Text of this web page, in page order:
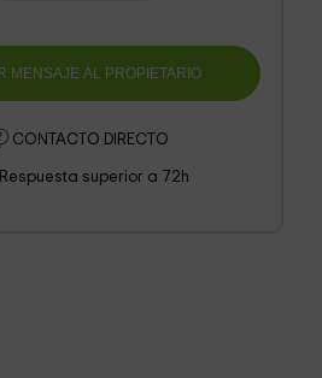
CONTACTO DIRECTO
Respuesta superior a 72h